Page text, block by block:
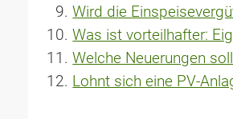
Wird die
Was ist vorteilhafter:
Welche Neuerungen
Lohnt sich eine PV-